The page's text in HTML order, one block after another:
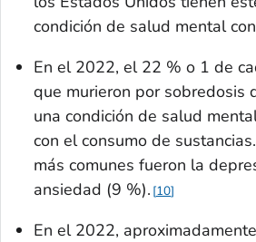
condición de salud mental
En el 2022, el 22 % o 1 de
que murieron por sobredosis
una condición de salud
con el consumo de
más comunes fueron la
ansiedad (9 %). 10
En el 2022,